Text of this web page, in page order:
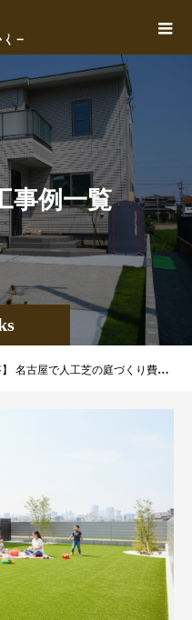
事例一覧
人工芝の庭づくり費用はどのくらい？値段と価格を徹底比較